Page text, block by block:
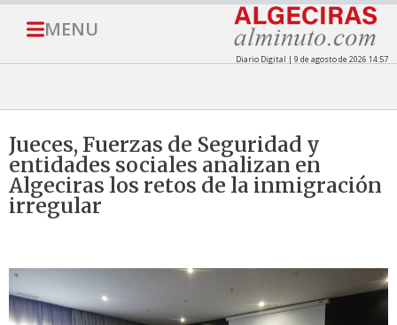
MENU
Diario Digital | 9 de agosto de 2026 14:57
Jueces, Fuerzas de Seguridad y
entidades sociales analizan en
Algeciras los retos de la inmigración
irregular